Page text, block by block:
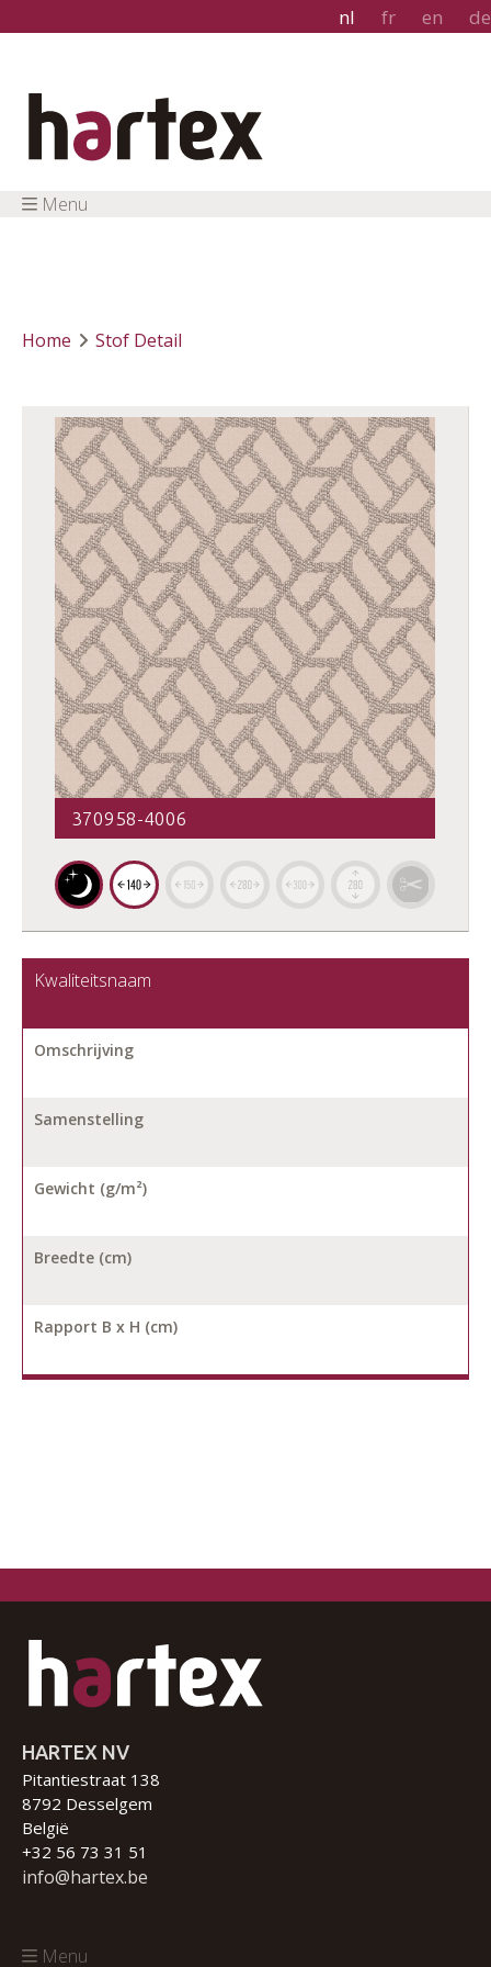
nl fr en de
Menu
Home Stof Detail
370958-4006
Kwaliteitsnaam
Omschrijving
Samenstelling
Gewicht (g/m²)
Breedte (cm)
Rapport B x H (cm)
HARTEX NV
Pitantiestraat 138
8792 Desselgem
België
+32 56 73 31 51
info@hartex.be
Menu